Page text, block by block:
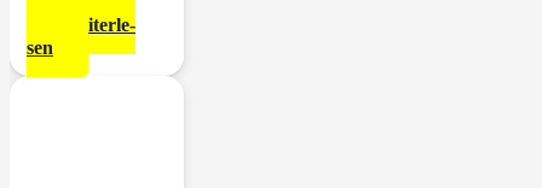
Wei­ter­le­
sen